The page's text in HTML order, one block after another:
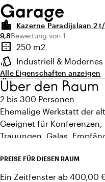
Garage
location_city Kazerne Paradijslaan 2
Durchschnittliche Bewertung
9,8Anzahl der Bewertungen: 1
Bewertung von 1
Highlights
border_outer
Fläche
250 m2
style
Ambiente
Industriell & Modernes
Alle Eigenschaften anzeigen
Über den Raum
2 bis 300 Personen
Ehemalige Werkstatt der
Geeignet für
Trauungen, Galas,
Zugang über Bar/
PREISE FÜR DIESEN RAUM
Ein Zeitfenster ab 400,00